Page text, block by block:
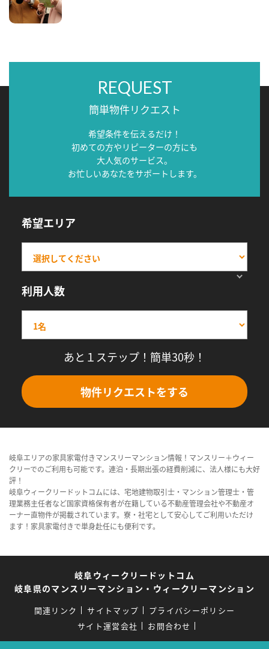
REQUEST
簡単物件リクエスト
希望条件を伝えるだけ！
初めての方やリピーターの方にも
大人気のサービス。
お忙しいあなたをサポートします。
希望エリア
利用人数
あと１ステップ！簡単30秒！
物件リクエストをする
岐阜エリアの家具家電付きマンスリーマンション情報！マンスリー＋ウィー
クリーでのご利用も可能です。連泊・長期出張の経費削減に、法人様にも大好
評！
岐阜ウィークリードットコムには、宅地建物取引士・マンション管理士・管
理業務主任者など国家資格保有者が在籍している不動産管理会社や不動産オ
ーナー直物件が掲載されています。寮・社宅として安心してご利用いただけ
ます！家具家電付きで単身赴任にも便利です。
岐阜ウィークリードットコム
岐阜県のマンスリーマンション・ウィークリーマンション
関連リンク サイトマップ
プライバシーポリシー
サイト運営会社
お問合わせ